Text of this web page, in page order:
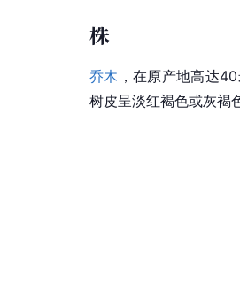
株
乔木 ，在原产地高达
树皮呈淡红褐色或灰褐